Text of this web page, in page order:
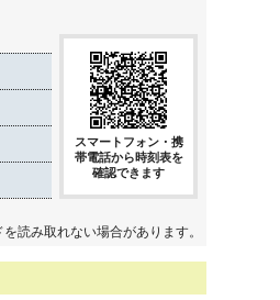
スマートフォン・携
帯電話から時刻表を
確認できます
読み取れない場合があります。